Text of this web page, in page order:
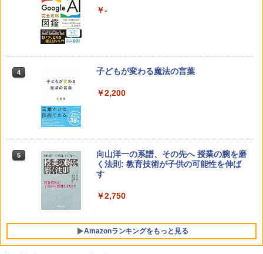
￥-
4 子どもが変わる魔法の言葉
￥2,200
5
向山洋一の系譜、その先へ 授業の腕を磨
く法則: 教育技術が子供の可能性を伸ば
す
￥2,750
Amazonランキングをもっと見る